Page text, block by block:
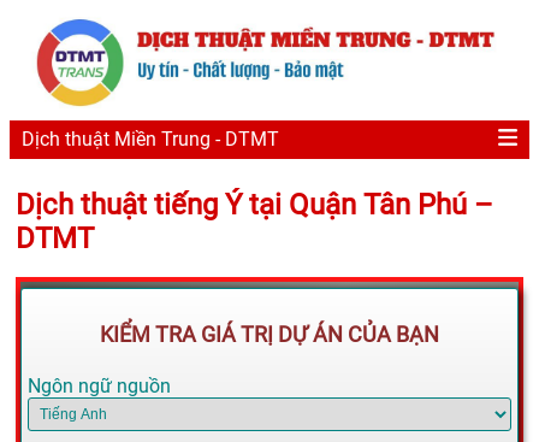
Dịch thuật Miền Trung - DTMT
Dịch thuật tiếng Ý tại Quận Tân Phú –
DTMT
KIỂM TRA GIÁ TRỊ DỰ ÁN CỦA BẠN
Ngôn ngữ nguồn